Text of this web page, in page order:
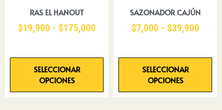
RAS EL HANOUT
$19,900 - $175,000
SELECCIONAR
OPCIONES
SAZONADOR CAJÚN
$7,000 - $39,900
SELECCIONAR
OPCIONES